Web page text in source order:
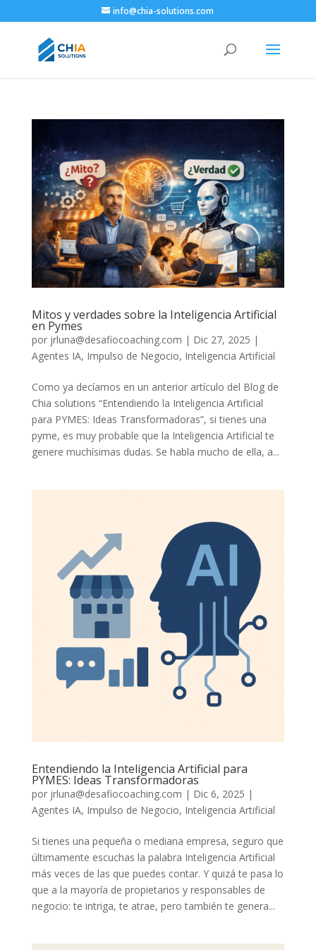
info@chia-solutions.com
Mitos y verdades sobre la Inteligencia Artificial
en Pymes
por jrluna@desafiocoaching.com | Dic 27, 2025 |
Agentes IA, Impulso de Negocio, Inteligencia Artificial
Como ya decíamos en un anterior artículo del Blog de
Chia solutions “Entendiendo la Inteligencia Artificial
para PYMES: Ideas Transformadoras”, si tienes una
pyme, es muy probable que la Inteligencia Artificial te
genere muchísimas dudas. Se habla mucho de ella, a...
Entendiendo la Inteligencia Artificial para
PYMES: Ideas Transformadoras
por jrluna@desafiocoaching.com | Dic 6, 2025 |
Agentes IA, Impulso de Negocio, Inteligencia Artificial
Si tienes una pequeña o mediana empresa, seguro que
últimamente escuchas la palabra Inteligencia Artificial
más veces de las que puedes contar. Y quizá te pasa lo
que a la mayoría de propietarios y responsables de
negocio: te intriga, te atrae, pero también te genera...